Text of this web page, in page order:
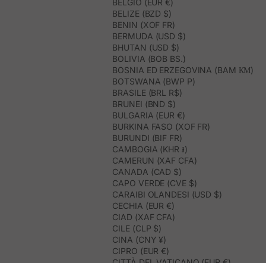
BELGIO (EUR €)
BELIZE (BZD $)
BENIN (XOF FR)
BERMUDA (USD $)
BHUTAN (USD $)
BOLIVIA (BOB BS.)
BOSNIA ED ERZEGOVINA (BAM КМ)
BOTSWANA (BWP P)
BRASILE (BRL R$)
BRUNEI (BND $)
BULGARIA (EUR €)
BURKINA FASO (XOF FR)
BURUNDI (BIF FR)
CAMBOGIA (KHR ៛)
CAMERUN (XAF CFA)
CANADA (CAD $)
CAPO VERDE (CVE $)
CARAIBI OLANDESI (USD $)
CECHIA (EUR €)
CIAD (XAF CFA)
CILE (CLP $)
CINA (CNY ¥)
CIPRO (EUR €)